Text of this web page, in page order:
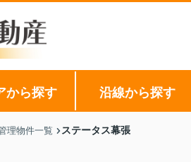
から探す 沿線から探す
理物件一覧 ステータス幕張